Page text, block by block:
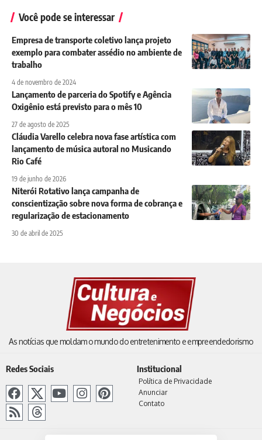
Você pode se interessar
Empresa de transporte coletivo lança projeto
exemplo para combater assédio no ambiente de
trabalho
4 de novembro de 2024
Lançamento de parceria do Spotify e Agência
Oxigênio está previsto para o mês 10
27 de agosto de 2025
Cláudia Varello celebra nova fase artística com
lançamento de música autoral no Musicando
Rio Café
19 de junho de 2026
Niterói Rotativo lança campanha de
conscientização sobre nova forma de cobrança e
regularização de estacionamento
30 de abril de 2025
As notícias que moldam o mundo do entretenimento e empreendedorismo
Redes Sociais Institucional
Política de Privacidade
Anunciar
Contato